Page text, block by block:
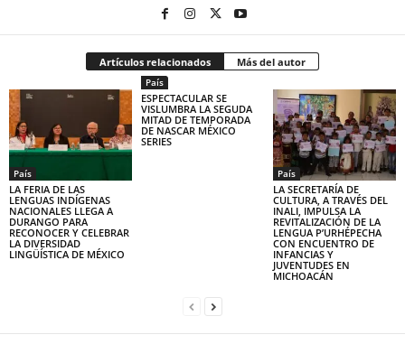
Artículos relacionados Más del autor
País
LA FERIA DE LAS
LENGUAS INDÍGENAS
NACIONALES LLEGA A
DURANGO PARA
RECONOCER Y CELEBRAR
LA DIVERSIDAD
LINGÜÍSTICA DE MÉXICO
País
ESPECTACULAR SE
VISLUMBRA LA SEGUDA
MITAD DE TEMPORADA
DE NASCAR MÉXICO
SERIES
País
LA SECRETARÍA DE
CULTURA, A TRAVÉS DEL
INALI, IMPULSA LA
REVITALIZACIÓN DE LA
LENGUA P’URHÉPECHA
CON ENCUENTRO DE
INFANCIAS Y
JUVENTUDES EN
MICHOACÁN